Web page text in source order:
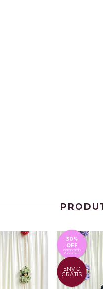
30%
OFF
comprando
6 ou mais
ENVIO
GRÁTIS